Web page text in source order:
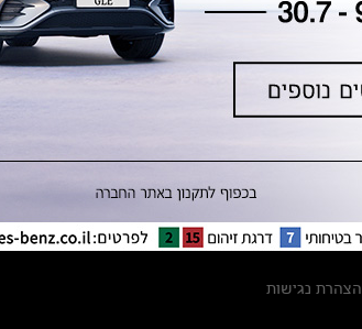
מחירון חלפים
הודעה על הטבות לרכבי מרצדס בהסדר
הצהרת נגישות